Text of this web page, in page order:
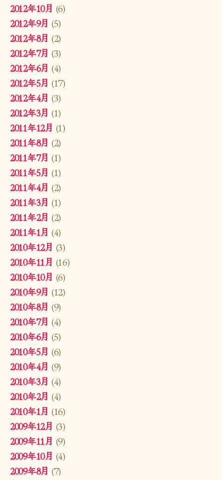
2012年10月 (6)
2012年9月 (5)
2012年8月 (2)
2012年7月 (3)
2012年6月 (4)
2012年5月 (17)
2012年4月 (3)
2012年3月 (1)
2011年12月 (1)
2011年8月 (2)
2011年7月 (1)
2011年5月 (1)
2011年4月 (2)
2011年3月 (1)
2011年2月 (2)
2011年1月 (4)
2010年12月 (3)
2010年11月 (16)
2010年10月 (6)
2010年9月 (12)
2010年8月 (9)
2010年7月 (4)
2010年6月 (5)
2010年5月 (6)
2010年4月 (9)
2010年3月 (4)
2010年2月 (4)
2010年1月 (16)
2009年12月 (3)
2009年11月 (9)
2009年10月 (4)
2009年8月 (7)